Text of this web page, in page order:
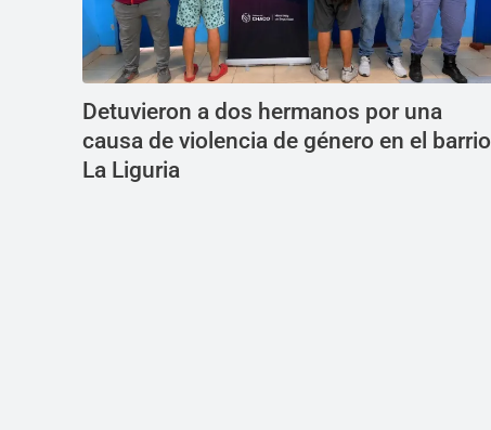
Detuvieron a dos hermanos por una
causa de violencia de género en el barrio
La Liguria